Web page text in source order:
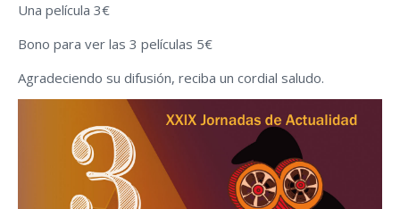
Una película 3€
Bono para ver las 3 películas 5€
Agradeciendo su difusión, reciba un cordial saludo.